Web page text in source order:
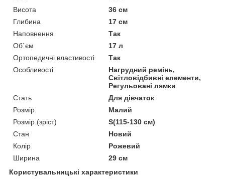
Висота
36 см
Глибина
17 см
Наповнення
Так
Об`єм
17 л
Ортопедичні властивості
Так
Особливості
Нагрудний ремінь,
Світловідбивні елементи,
Регульовані лямки
Стать
Для дівчаток
Розмір
Малий
Розмір (зріст)
S(115-130 см)
Стан
Новий
Колір
Рожевий
Ширина
29 см
Користувальницькі характеристики